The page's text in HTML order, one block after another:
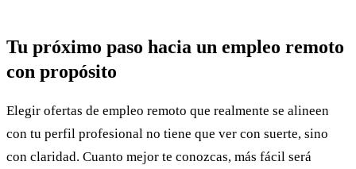
Tu próximo paso hacia un empleo remoto
con propósito
Elegir ofertas de empleo remoto que realmente se alineen
con tu perfil profesional no tiene que ver con suerte, sino
con claridad. Cuanto mejor te conozcas, más fácil será